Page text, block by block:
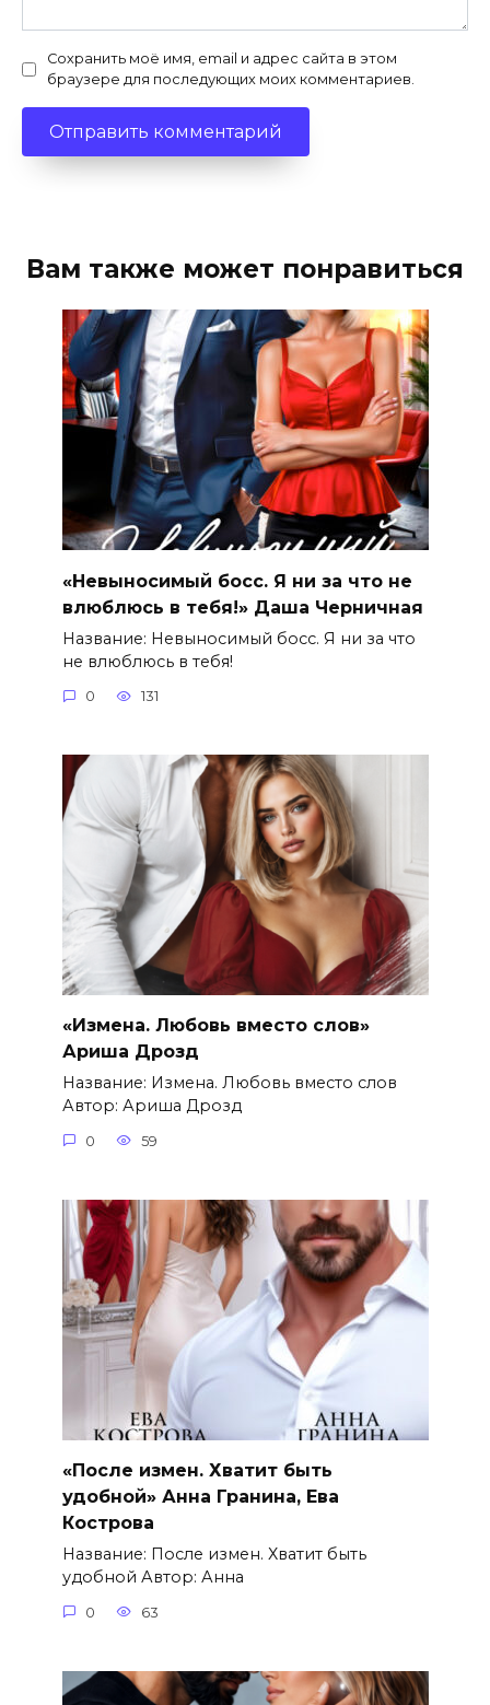
Сохранить моё имя, email и адрес сайта в этом
браузере для последующих моих комментариев.
Вам также может понравиться
«Невыносимый босс. Я ни за что не
влюблюсь в тебя!» Даша Черничная
Название: Невыносимый босс. Я ни за что
не влюблюсь в тебя!
0 131
«Измена. Любовь вместо слов»
Ариша Дрозд
Название: Измена. Любовь вместо слов
Автор: Ариша Дрозд
0 59
«После измен. Хватит быть
удобной» Анна Гранина, Ева
Кострова
Название: После измен. Хватит быть
удобной Автор: Анна
0 63